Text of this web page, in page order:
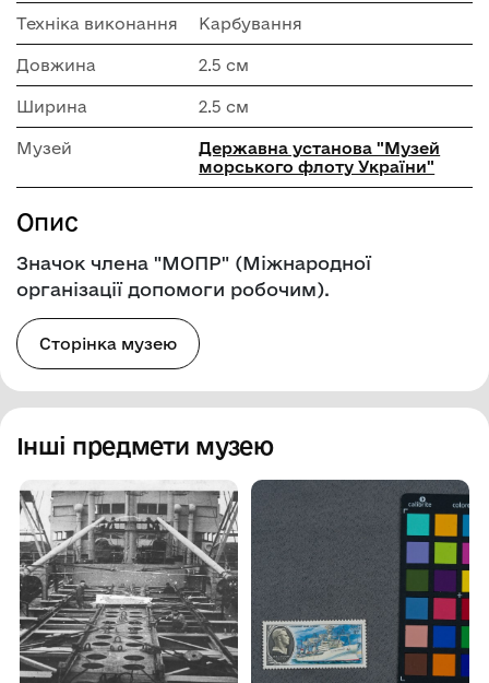
Техніка виконання Карбування
Довжина 2.5 см
Ширина 2.5 см
Музей
Державна установа "Музей
морського флоту України"
Опис
Значок члена "МОПР" (Міжнародної
організації допомоги робочим).
Сторінка музею
Інші предмети музею